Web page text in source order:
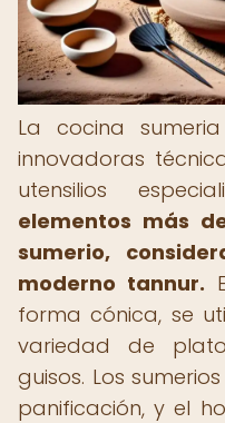
La cocina
innovadoras
utensilios
elementos más
sumerio,
moderno tannur.
forma cónica, se
variedad de
guisos. Los
panificación, y el